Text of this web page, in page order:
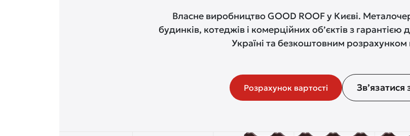
Власне виробництво GOOD ROOF у Києві.
будинків, котеджів і комерційних об’єктів з
Україні та безкоштовним розрахунком
Розрахунок вартості Зв’язатися